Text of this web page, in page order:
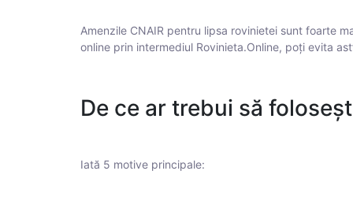
Amenzile CNAIR pentru lipsa rovinietei sunt foarte
online prin intermediul Rovinieta.Online, poți evita
De ce ar trebui să
Iată 5 motive principale: